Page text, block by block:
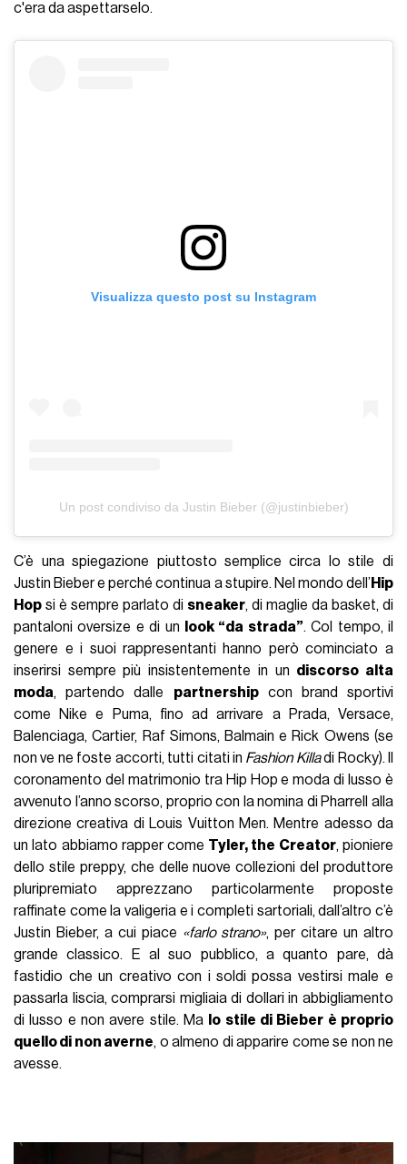
c'era da aspettarselo.
Visualizza questo post su Instagram
Un post condiviso da Justin Bieber (@justinbieber)
C’è una spiegazione piuttosto semplice circa lo stile di
Justin Bieber e perché continua a stupire. Nel mondo dell’ Hip
Hop si è sempre parlato di sneaker, di maglie da basket, di
pantaloni oversize e di un
look “da strada”. Col tempo, il
genere e i suoi rappresentanti hanno però cominciato a
inserirsi sempre più insistentemente in un discorso alta
moda, partendo dalle partnershipcon brand sportivi
come Nike e Puma, fino ad arrivare a Prada, Versace,
Balenciaga, Cartier, Raf Simons, Balmain e Rick Owens (se
non ve ne foste accorti, tutti citati in Fashion Killadi Rocky). Il
coronamento del matrimonio tra Hip Hop e moda di lusso è
avvenuto l’anno scorso, proprio con la nomina di Pharrell alla
direzione creativa di Louis Vuitton Men. Mentre adesso da
un lato abbiamo rapper come Tyler, the Creator, pioniere
dello stile preppy, che delle nuove collezioni del produttore
pluripremiato apprezzano particolarmente proposte
raffinate come la valigeria e i completi sartoriali, dall’altro c’è
Justin Bieber, a cui piace «farlo strano», per citare un altro
grande classico. E al suo pubblico, a quanto pare, dà
fastidio che un creativo con i soldi possa vestirsi male e
passarla liscia, comprarsi migliaia di dollari in abbigliamento
di lusso e non avere stile. Ma
lo stile di Bieber è proprio
quello di non averne, o almeno di apparire come se non ne
avesse.